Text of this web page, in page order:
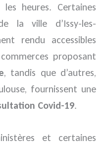
heures. Certaines
la ville d’Issy-les-
rendu accessibles
proposant
, tandis que d’autres,
fournissent une
Covid-19.
et certaines